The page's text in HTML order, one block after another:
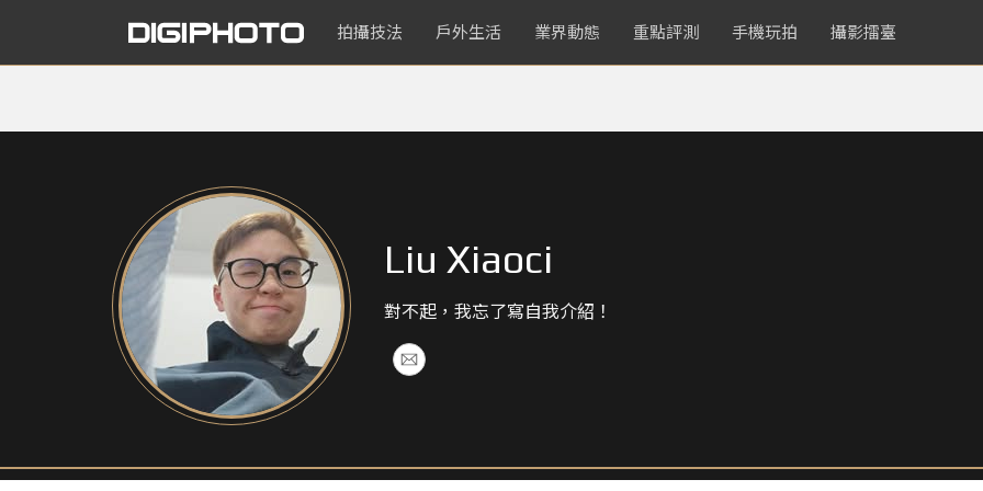
拍攝技法 戶外生活 業界動態 重點評測 手機玩拍 攝影擂臺
Liu Xiaoci
對不起，我忘了寫自我介紹！